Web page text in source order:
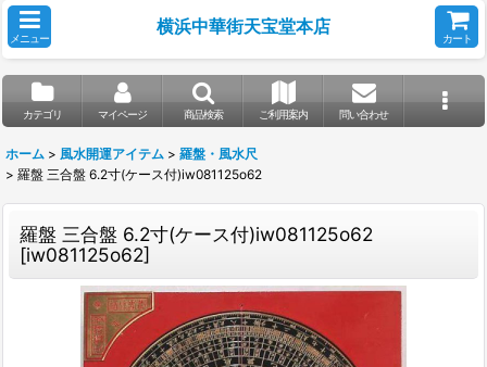
メニュー
横浜中華街天宝堂本店
カート
カテゴリ マイページ 商品検索 ご利用案内 問い合わせ
ホーム > 風水開運アイテム > 羅盤・風水尺
> 羅盤 三合盤 6.2寸(ケース付)iw081125o62
羅盤 三合盤 6.2寸(ケース付)iw081125o62
[iw081125o62]